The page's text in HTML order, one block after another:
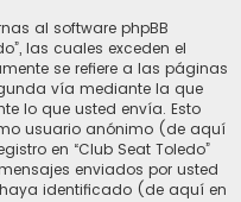
al software phpBB
las cuales exceden el
se refiere a las páginas
vía mediante la que
lo que usted envía. Esto
usuario anónimo (de aquí
en “Club Seat Toledo”
enviados por usted
identificado (de aquí en